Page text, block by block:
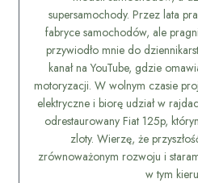
supersamochody. Przez lata
fabryce samochodów, ale
przywiodło mnie do
kanał na YouTube, gdzie
motoryzacji. W wolnym czasie
elektryczne i biorę udział w
odrestaurowany Fiat 125p,
zloty. Wierzę, że
zrównoważonym rozwoju i
w tym